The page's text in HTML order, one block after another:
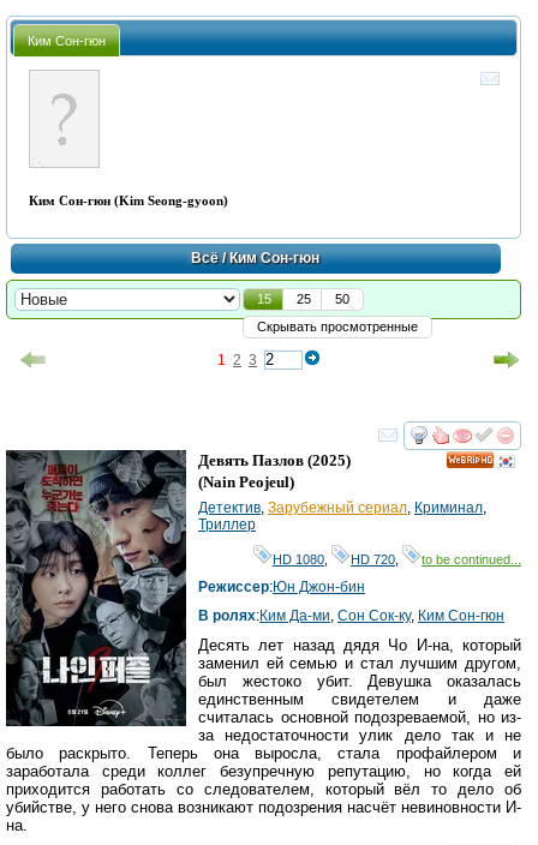
Ким Сон-гюн
Ким Сон-гюн (Kim Seong-gyoon)
Всё/ Ким Сон-гюн
15 25
50
Скрывать просмотренные
1 2 3
смотреть
Девять Пазлов (2025)
(Nain Peojeul)
Детектив Зарубежный сериал Криминал
Триллер
HD 1080 HD 720 to be continued...
Режиссер:Юн Джон-бин
В ролях:Ким Да-ми Сон Сок-ку, Ким Сон-гюн
Десять лет назад дядя Чо И-на, который
заменил ей семью и стал лучшим другом,
был жестоко убит. Девушка оказалась
единственным свидетелем и даже
считалась основной подозреваемой, но из-
за недостаточности улик дело так и не
было раскрыто. Теперь она выросла, стала профайлером и
заработала среди коллег безупречную репутацию, но когда ей
приходится работать со следователем, который вёл то дело об
убийстве, у него снова возникают подозрения насчёт невиновности И-
на.